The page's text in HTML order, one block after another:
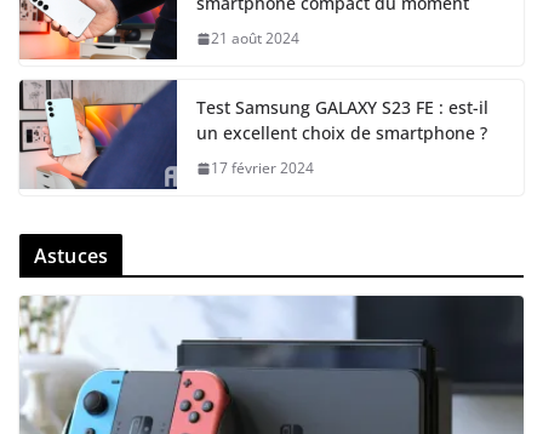
21 août 2024
Test Samsung GALAXY S23 FE : est-il
un excellent choix de smartphone ?
17 février 2024
Astuces